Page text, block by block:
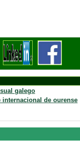
galego
internacional de ourense